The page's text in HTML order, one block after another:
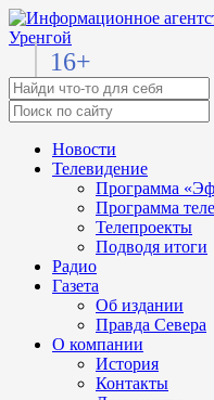
16+
Новости
Телевидение
Программа
Программа
Телепроекты
Подводя итоги
Радио
Газета
Об издании
Правда Севера
О компании
История
Контакты